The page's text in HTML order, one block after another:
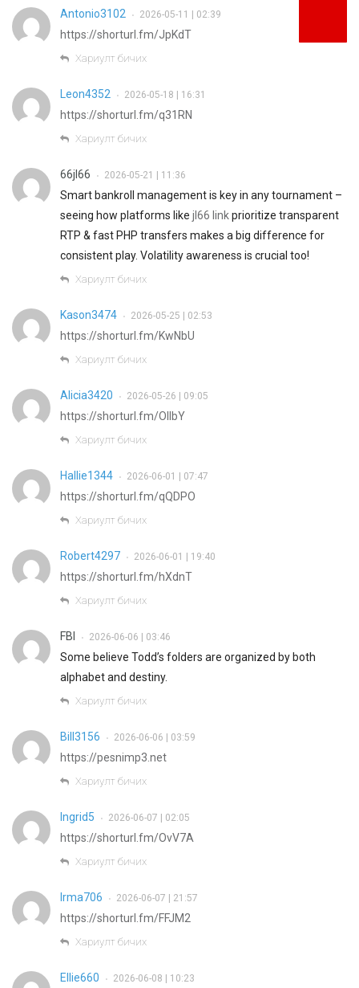
Antonio3102 • 2026-05-11 | 02:39
https://shorturl.fm/JpKdT
Хариулт бичих
Leon4352 • 2026-05-18 | 16:31
https://shorturl.fm/q31RN
Хариулт бичих
66jl66 • 2026-05-21 | 11:36
Smart bankroll management is key in any tournament –
seeing how platforms like jl66 linkprioritize transparent
RTP & fast PHP transfers makes a big difference for
consistent play. Volatility awareness is crucial too!
Хариулт бичих
Kason3474 • 2026-05-25 | 02:53
https://shorturl.fm/KwNbU
Хариулт бичих
Alicia3420 • 2026-05-26 | 09:05
https://shorturl.fm/OllbY
Хариулт бичих
Hallie1344 • 2026-06-01 | 07:47
https://shorturl.fm/qQDPO
Хариулт бичих
Robert4297 • 2026-06-01 | 19:40
https://shorturl.fm/hXdnT
Хариулт бичих
FBI • 2026-06-06 | 03:46
Some believe Todd’s folders are organized by both
alphabet and destiny.
Хариулт бичих
Bill3156 • 2026-06-06 | 03:59
https://pesnimp3.net
Хариулт бичих
Ingrid5 • 2026-06-07 | 02:05
https://shorturl.fm/OvV7A
Хариулт бичих
Irma706 • 2026-06-07 | 21:57
https://shorturl.fm/FFJM2
Хариулт бичих
Ellie660 • 2026-06-08 | 10:23